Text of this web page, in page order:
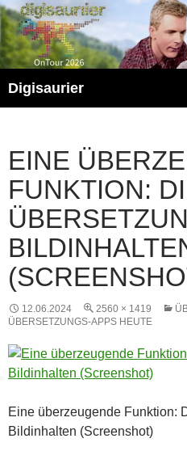
Zum
Inhalt
springen
Digisaurier
EINE
FUNKTION:
12.06.2024 2560 × 1419
ÜBERSETZUNGS-APPS HEUTE
Eine überzeugende Funktion:
Bildinhalten (Screenshot)